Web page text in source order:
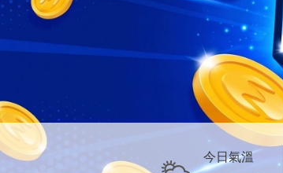
今日氣溫